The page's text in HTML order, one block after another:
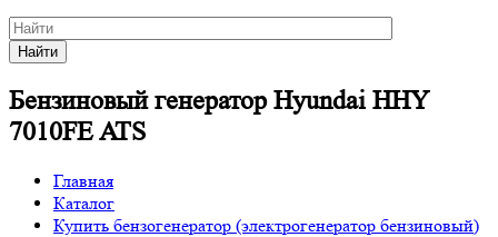
Найти
Бензиновый генератор Hyundai HHY
7010FE ATS
Главная
Каталог
Купить бензогенератор (электрогенератор бензиновый)